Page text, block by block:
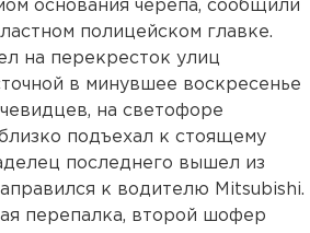
основания черепа, сообщили
полицейском главке.
на перекресток улиц
в минувшее воскресенье
на светофоре
подъехал к стоящему
последнего вышел из
к водителю Mitsubishi.
перепалка, второй шофер